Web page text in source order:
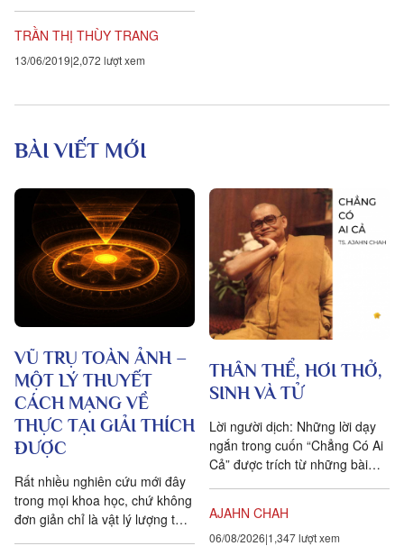
dẹp tự ái cá nhân sang một
bên để có thể vươn lên từ thất
bại, nỗ lực phát triển bản thân
ra...
TRẦN THỊ THÙY TRANG
13/06/2019 2,072 lượt xem
BÀI VIẾT MỚI
VŨ TRỤ TOÀN ẢNH –
MỘT LÝ THUYẾT
CÁCH MẠNG VỀ
THỰC TẠI GIẢI THÍCH
ĐƯỢC
Rất nhiều nghiên cứu mới đây
trong mọi khoa học, chứ không
đơn giản chỉ là vật lý lượng tử,
THÂN THỂ, HƠI THỞ,
SINH VÀ TỬ
Lời người dịch: Những lời dạy
ngắn trong cuốn “Chẳng Có Ai
Cả” được trích từ những bài
AJAHN CHAH
06/08/2026 1,347 lượt xem